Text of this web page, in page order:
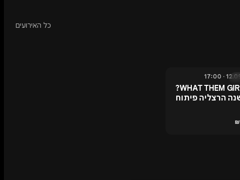
כל האירועים
WHAT THEM GIRLS LIKE?
הרצליה פיתוח